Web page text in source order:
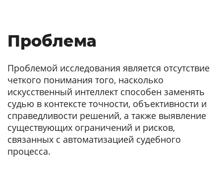
Проблема
Проблемой исследования является отсутствие
четкого понимания того, насколько
искусственный интеллект способен заменять
судью в контексте точности, объективности и
справедливости решений, а также выявление
существующих ограничений и рисков,
связанных с автоматизацией судебного
процесса.